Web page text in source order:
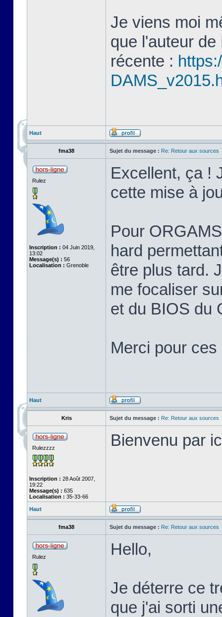
Je viens moi
que l'auteur
récente :
Haut
fma38 Sujet du message : Re: Retour aux sources
Rulez
Inscription : 04 Juin 2019,
13:02
Message(s) : 56
Localisation : Grenoble
Excellent, ça !
cette mise à
Pour
hard
être plus tard.
me focaliser
et du BIOS du
Merci pour ces
Haut
Kris Sujet du message : Re: Retour aux sources
Rulezzzz
Inscription : 28 Août 2007,
19:22
Message(s) : 635
Localisation : 35-33-66
Bienvenu par
Haut
fma38 Sujet du message : Re: Retour aux sources
Rulez Hello,
Je déterre ce
que j'ai sorti